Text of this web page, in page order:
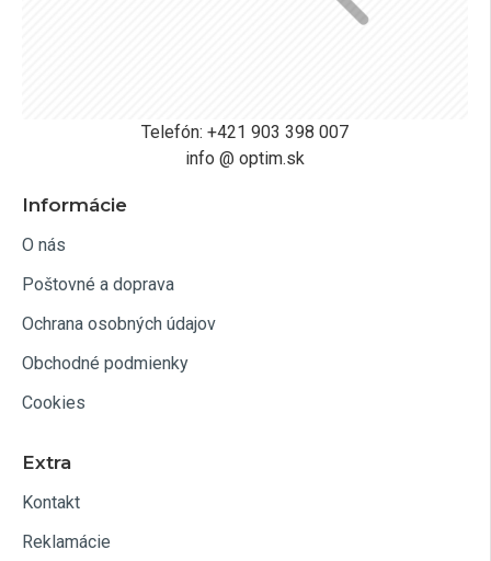
Telefón: +421 903 398 007
info @ optim.sk
Informácie
O nás
Poštovné a doprava
Ochrana osobných údajov
Obchodné podmienky
Cookies
Extra
Kontakt
Reklamácie